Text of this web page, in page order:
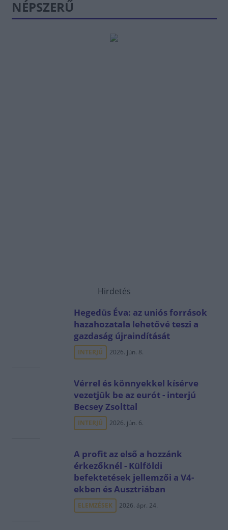
NÉPSZERŰ
Hirdetés
Hegedüs Éva: az uniós források
hazahozatala lehetővé teszi a
gazdaság újraindítását
INTERJÚ 2026. jún. 8.
Vérrel és könnyekkel kísérve
vezetjük be az eurót - interjú
Becsey Zsolttal
INTERJÚ 2026. jún. 6.
A profit az első a hozzánk
érkezőknél - Külföldi
befektetések jellemzői a V4-
ekben és Ausztriában
ELEMZÉSEK 2026. ápr. 24.